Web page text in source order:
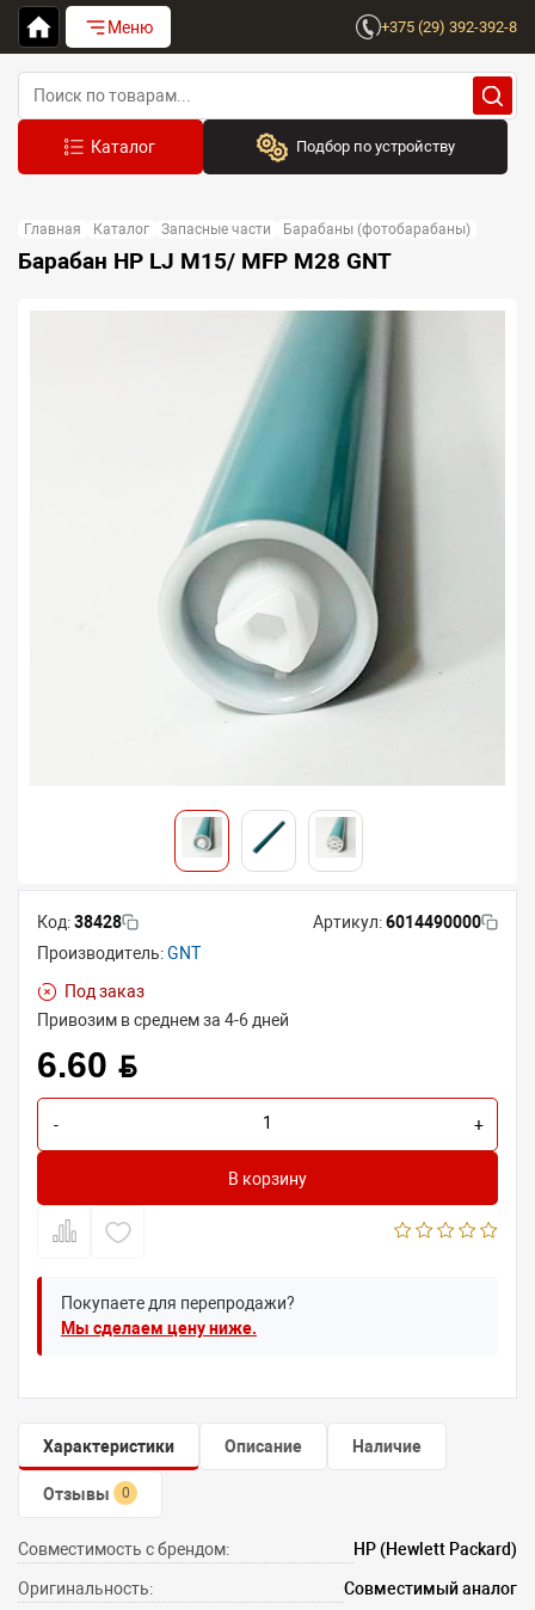
Меню +375 (29) 392-392-8
Подбор по устройству
Выберите бренд
Сначала выберите бренд
Главная Каталог Запасные части Барабаны (фотобарабаны)
Барабан HP LJ M15/ MFP M28 GNT
Код:38428 Артикул:6014490000
Производитель:GNT
Под заказ
Привозим в среднем за 4-6 дней
6.60 BYN
- +
В корзину
Покупаете для перепродажи?
Мы сделаем цену ниже.
Характеристики Описание Наличие
Отзывы 0
Совместимость с брендом: HP (Hewlett Packard)
Оригинальность: Совместимый аналог